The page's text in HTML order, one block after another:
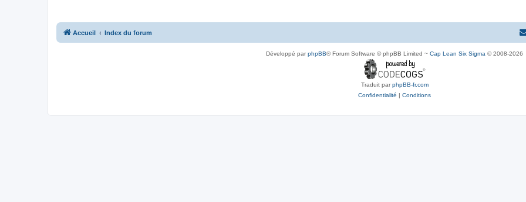
Accueil Index du forum
Développé parphpBB® Forum Software © phpBB Limited ~ Cap Lean Six Sigma © 2008-2026
Traduit parphpBB-fr.com
Confidentialité | Conditions